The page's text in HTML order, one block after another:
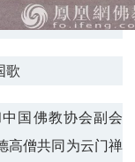
歌
国佛教协会副会
高僧共同为云门禅